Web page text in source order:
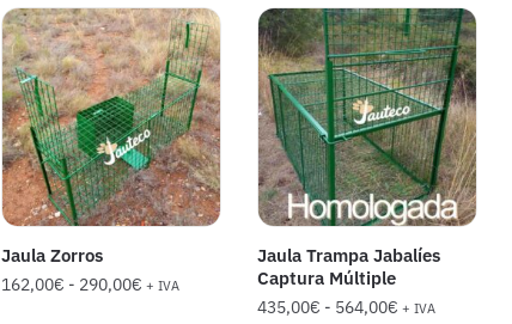
Jaula Zorros
162,00€ - 290,00€ + IVA
Jaula Trampa Jabalíes
Captura Múltiple
435,00€ - 564,00€ + IVA